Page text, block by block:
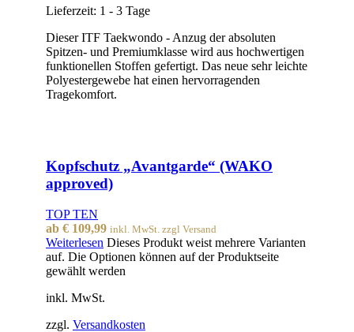
Lieferzeit: 1 - 3 Tage
Dieser ITF Taekwondo - Anzug der absoluten
Spitzen- und Premiumklasse wird aus hochwertigen
funktionellen Stoffen gefertigt. Das neue sehr leichte
Polyestergewebe hat einen hervorragenden
Tragekomfort.
Kopfschutz „Avantgarde“ (WAKO
approved)
TOP TEN
ab € 109,99 inkl. MwSt. zzgl Versand
Weiterlesen Dieses Produkt weist mehrere Varianten
auf. Die Optionen können auf der Produktseite
gewählt werden
inkl. MwSt.
zzgl. Versandkosten